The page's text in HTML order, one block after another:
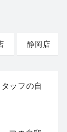
静岡店